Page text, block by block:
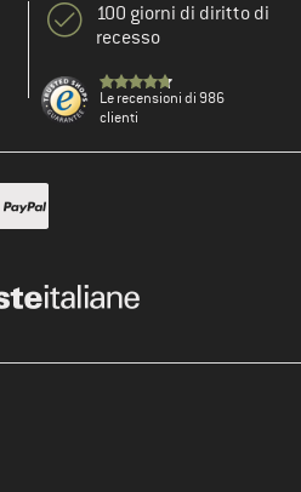
100 giorni di diritto di
recesso
Le recensioni di 986
clienti